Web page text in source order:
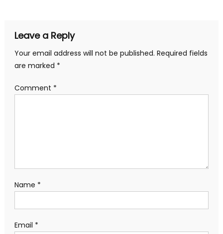
Leave a Reply
Your email address will not be published. Required fields
are marked *
Comment *
Name *
Email *